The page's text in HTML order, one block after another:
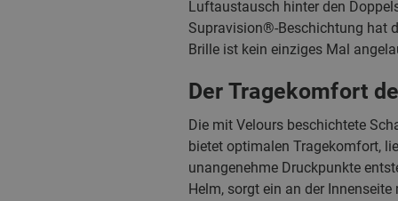
Luftaustausch hinter den
Supravision®-Beschichtung hat
Brille ist kein einziges Mal
Der Tragekomfort
Die mit Velours beschichtete
bietet optimalen Tragekomfort,
unangenehme Druckpunkte
Helm, sorgt ein an der